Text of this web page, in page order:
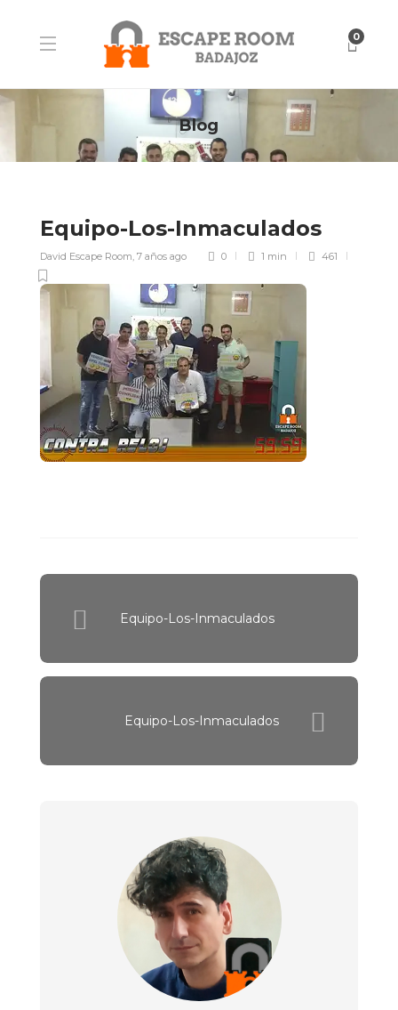
0
Blog
Equipo-Los-Inmaculados
David Escape Room, 7 años ago 0 1 min 461
Equipo-Los-Inmaculados
Equipo-Los-Inmaculados